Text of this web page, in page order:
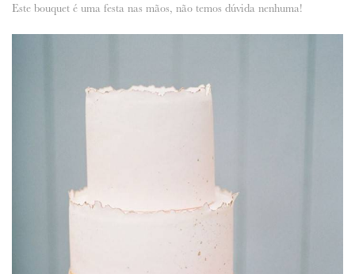
Este bouquet é uma festa nas mãos, não temos dúvida nenhuma!